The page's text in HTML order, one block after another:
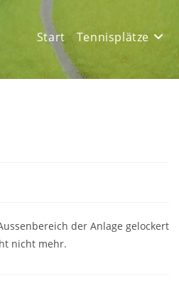
Start Tennisplätze
der Anlage gelockert
nicht mehr.